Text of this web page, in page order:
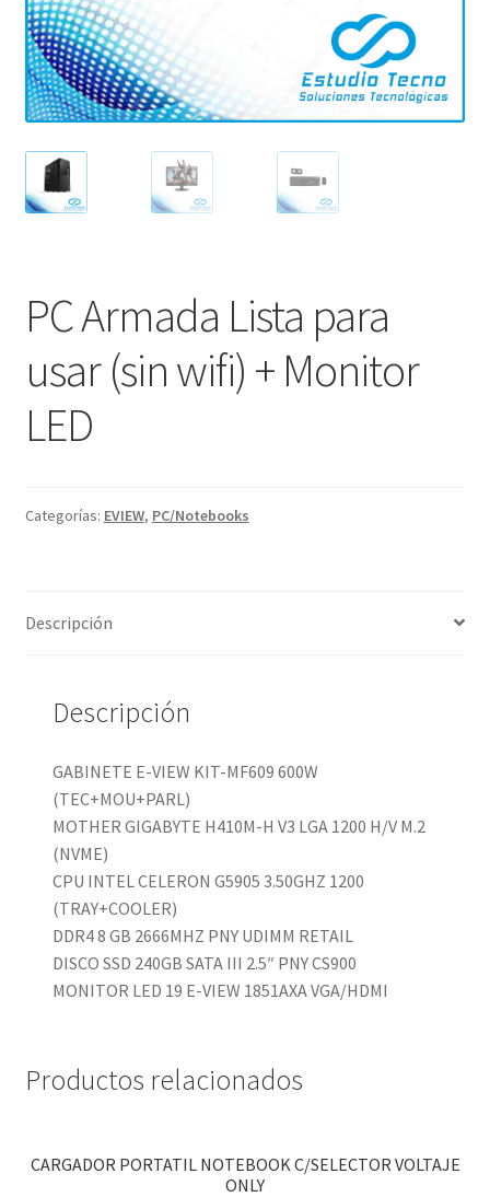
PC Armada Lista para
usar (sin wifi) + Monitor
LED
Categorías: EVIEW, PC/Notebooks
Descripción
Descripción
GABINETE E-VIEW KIT-MF609 600W
(TEC+MOU+PARL)
MOTHER GIGABYTE H410M-H V3 LGA 1200 H/V M.2
(NVME)
CPU INTEL CELERON G5905 3.50GHZ 1200
(TRAY+COOLER)
DDR4 8 GB 2666MHZ PNY UDIMM RETAIL
DISCO SSD 240GB SATA III 2.5″ PNY CS900
MONITOR LED 19 E-VIEW 1851AXA VGA/HDMI
Productos relacionados
CARGADOR PORTATIL NOTEBOOK C/SELECTOR VOLTAJE
ONLY